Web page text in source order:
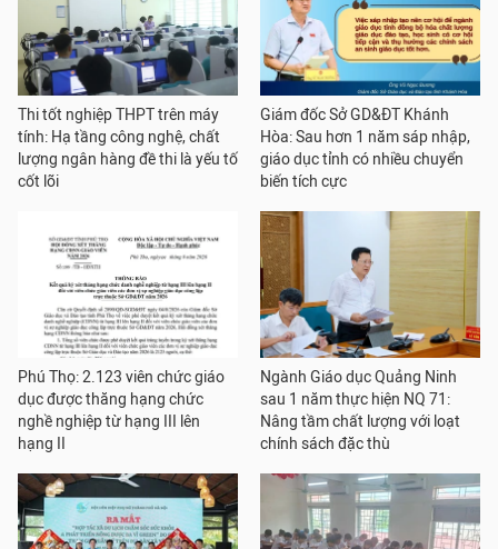
Thi tốt nghiệp THPT trên máy
tính: Hạ tầng công nghệ, chất
lượng ngân hàng đề thi là yếu tố
cốt lõi
Giám đốc Sở GD&ĐT Khánh
Hòa: Sau hơn 1 năm sáp nhập,
giáo dục tỉnh có nhiều chuyển
biến tích cực
Phú Thọ: 2.123 viên chức giáo
dục được thăng hạng chức
nghề nghiệp từ hạng III lên
hạng II
Ngành Giáo dục Quảng Ninh
sau 1 năm thực hiện NQ 71:
Nâng tầm chất lượng với loạt
chính sách đặc thù